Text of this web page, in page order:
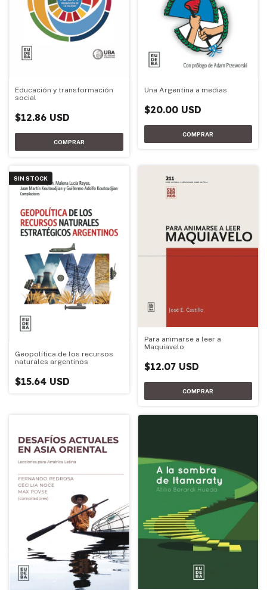
Educación y transformación
social
$12.86 USD
Una Argentina a medias
$20.00 USD
SIN STOCK
Geopolítica de los recursos
naturales argentinos
$15.64 USD
Para animarse a leer a
Maquiavelo
$12.07 USD